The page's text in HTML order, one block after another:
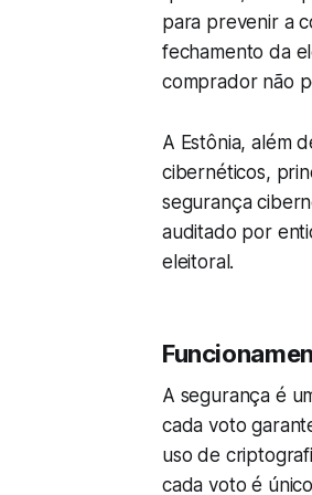
para prevenir a
fechamento da
comprador não
A Estônia, além
cibernéticos,
segurança
auditado por
eleitoral.
A segurança é
cada voto
uso de
cada voto é